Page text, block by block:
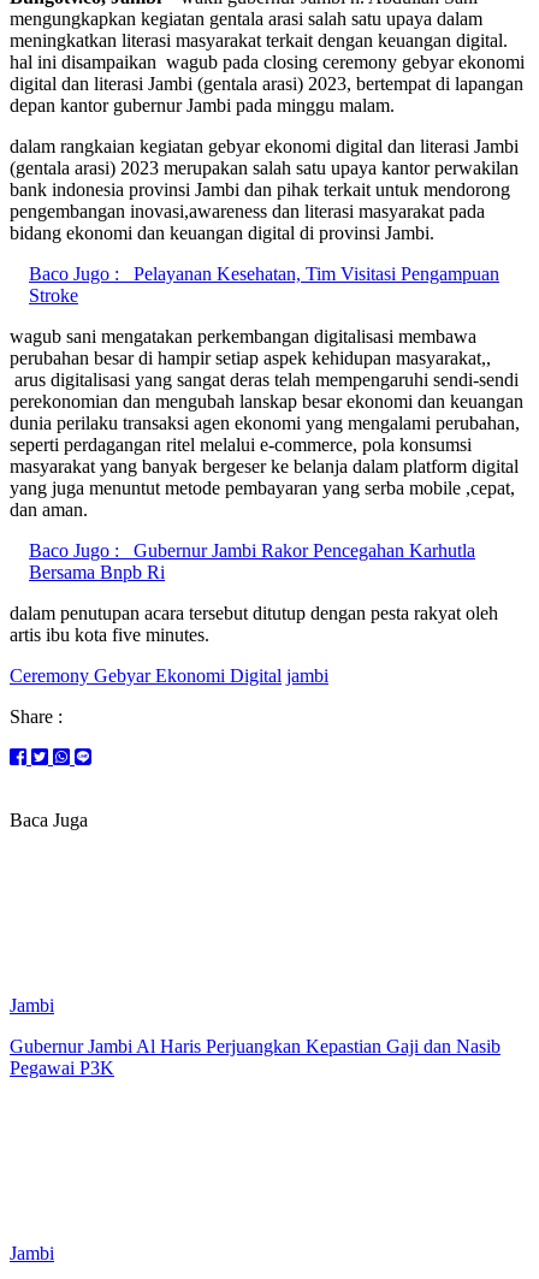
mengungkapkan kegiatan gentala arasi salah satu upaya dalam
meningkatkan literasi masyarakat terkait dengan keuangan digital.
hal ini disampaikan wagub pada closing ceremony gebyar ekonomi
digital dan literasi Jambi (gentala arasi) 2023, bertempat di lapangan
depan kantor gubernur Jambi pada minggu malam.
dalam rangkaian kegiatan gebyar ekonomi digital dan literasi Jambi
(gentala arasi) 2023 merupakan salah satu upaya kantor perwakilan
bank indonesia provinsi Jambi dan pihak terkait untuk mendorong
pengembangan inovasi,awareness dan literasi masyarakat pada
bidang ekonomi dan keuangan digital di provinsi Jambi.
Baco Jugo :
Pelayanan Kesehatan, Tim Visitasi Pengampuan
Stroke
wagub sani mengatakan perkembangan digitalisasi membawa
perubahan besar di hampir setiap aspek kehidupan masyarakat,,
arus digitalisasi yang sangat deras telah mempengaruhi sendi-sendi
perekonomian dan mengubah lanskap besar ekonomi dan keuangan
dunia perilaku transaksi agen ekonomi yang mengalami perubahan,
seperti perdagangan ritel melalui e-commerce, pola konsumsi
masyarakat yang banyak bergeser ke belanja dalam platform digital
yang juga menuntut metode pembayaran yang serba mobile ,cepat,
dan aman.
Baco Jugo :
Gubernur Jambi Rakor Pencegahan Karhutla
Bersama Bnpb Ri
dalam penutupan acara tersebut ditutup dengan pesta rakyat oleh
artis ibu kota five minutes.
Ceremony Gebyar Ekonomi Digital jambi
Share :
Baca Juga
Jambi
Gubernur Jambi Al Haris Perjuangkan Kepastian Gaji dan Nasib
Pegawai P3K
Jambi